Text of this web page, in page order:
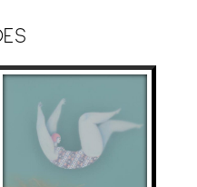
fets de capes
que troben
Klein i les peces
Cornell.
a mig camí
les
d’art de Sonia són